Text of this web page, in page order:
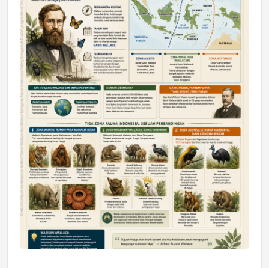
Astra Motor Kalimantan Timur 2 Dukung
Mahasiswa Samarinda dalam Astra
Honda SDGs Future Leaders 2026
Jumat, 10 Jul 2026 19:01